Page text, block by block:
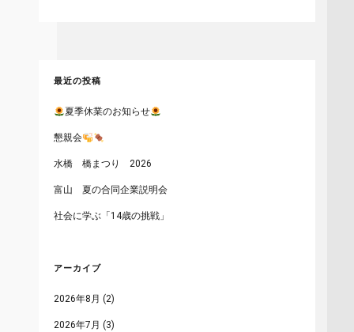
最近の投稿
夏季休業のお知らせ
懇親会
水橋 橋まつり 2026
富山 夏の合同企業説明会
社会に学ぶ「14歳の挑戦」
アーカイブ
2026年8月 (2)
2026年7月 (3)